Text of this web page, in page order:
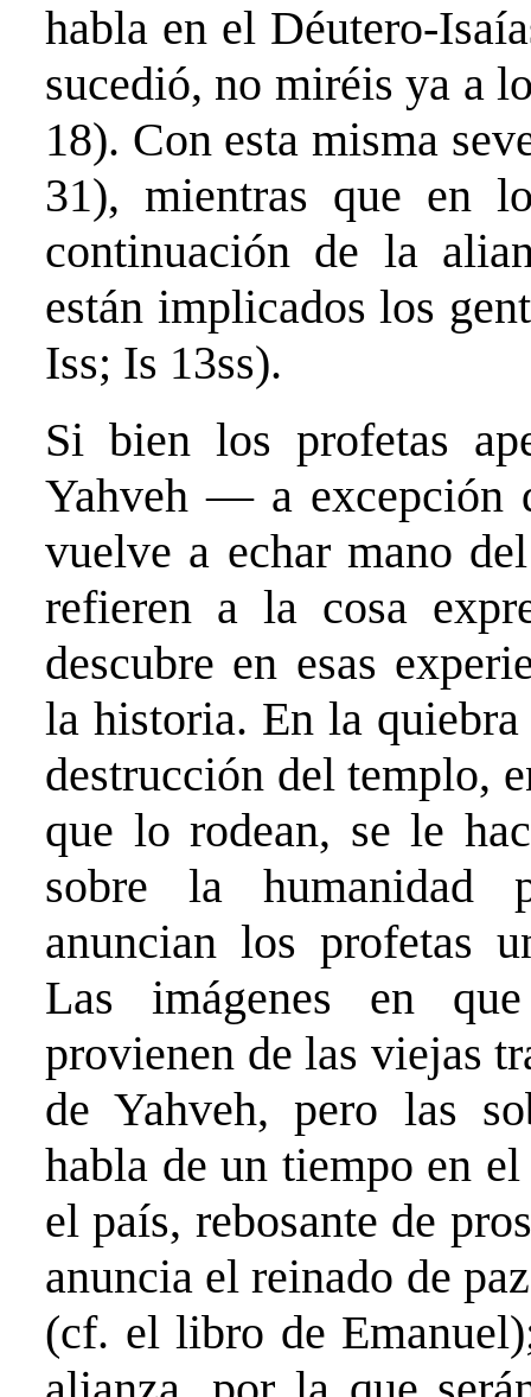
habla en el Déutero-
sucedió, no miréis ya a
18). Con esta misma
31), mientras que en
continuación de la
están implicados los
Iss; Is 13ss).
Si bien los profetas
Yahveh — a excepción
vuelve a echar mano
refieren a la cosa
descubre en esas
la historia. En la
destrucción del templo,
que lo rodean, se le
sobre la humanidad
anuncian los profetas
Las imágenes en
provienen de las viejas
de Yahveh, pero las
habla de un tiempo en
el país, rebosante de
anuncia el reinado de
(cf. el libro de